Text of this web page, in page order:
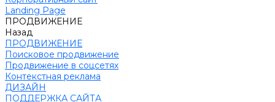
Landing Page
ПРОДВИЖЕНИЕ
Назад
ПРОДВИЖЕНИЕ
Поисковое продвижение
Продвижение в соцсетях
Контекстная реклама
ДИЗАЙН
ПОДДЕРЖКА САЙТА